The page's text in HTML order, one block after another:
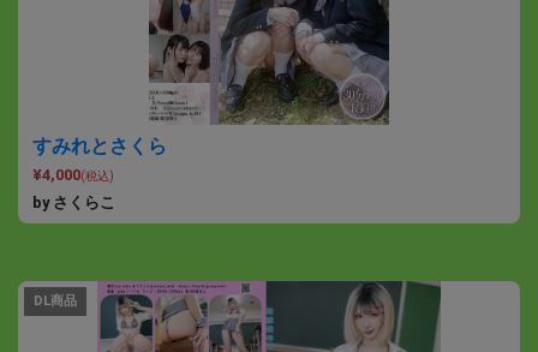
すみれとさくら
¥4,000(税込)
by さくらこ
DL商品